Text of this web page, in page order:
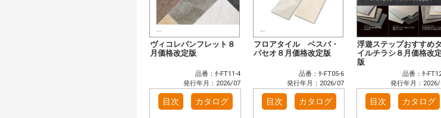
ヴィコレパンフレット８
月価格改定版
品番：ﾀ-FT11-4
発行年月：2026/07
目次 カタログ
フロアタイル ベスパ・
パセオ８月価格改定版
品番：ﾀ-FT05-6
発行年月：2026/07
目次 カタログ
浮遊ステップおすすめタ
イルチラシ８月価格改定
版
品番：ﾀ-
発行年月：
目次 カタログ